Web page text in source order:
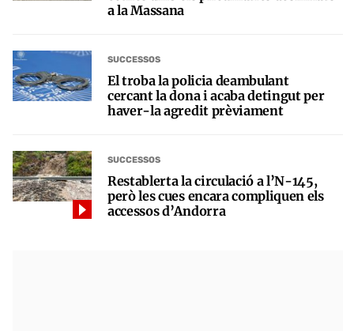
a la Massana
SUCCESSOS
El troba la policia deambulant
cercant la dona i acaba detingut per
haver-la agredit prèviament
SUCCESSOS
Restablerta la circulació a l’N-145,
però les cues encara compliquen els
accessos d’Andorra